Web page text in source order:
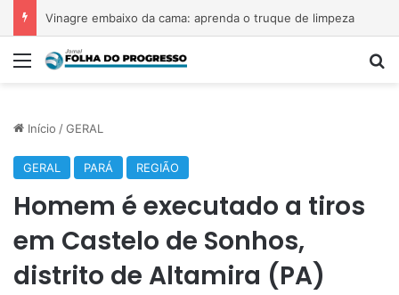
Vinagre embaixo da cama: aprenda o truque de limpeza
Menu
Início /GERAL
GERAL PARÁ REGIÃO
Homem é executado a tiros
em Castelo de Sonhos,
distrito de Altamira (PA)